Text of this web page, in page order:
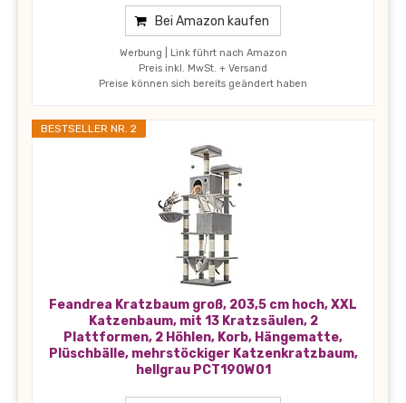
Bei Amazon kaufen
Werbung | Link führt nach Amazon
Preis inkl. MwSt. + Versand
Preise können sich bereits geändert haben
BESTSELLER NR. 2
Feandrea Kratzbaum groß, 203,5 cm hoch, XXL
Katzenbaum, mit 13 Kratzsäulen, 2
Plattformen, 2 Höhlen, Korb, Hängematte,
Plüschbälle, mehrstöckiger Katzenkratzbaum,
hellgrau PCT190W01